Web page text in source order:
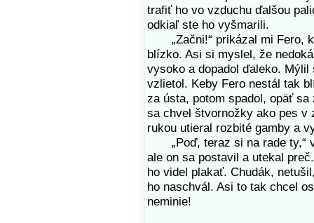
trafiť ho vo vzduchu ďalšou
odkiaľ ste ho vyšmarili.
„Začni!“ prikázal mi Fero,
blízko. Asi si myslel, že
vysoko a dopadol ďaleko.
vzlietol. Keby Fero nestál tak
za ústa, potom spadol, opäť
sa chvel štvornožky ako pes v
rukou utieral rozbité gamby a
„Poď, teraz si na rade ty,“
ale on sa postavil a utekal
ho videl plakať. Chudák,
ho naschvál. Asi to tak chcel
neminie!